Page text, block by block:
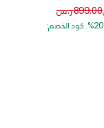
Price reduced from
899.00 ر.س to
*خصم إضافي 20%. كود الخصم: